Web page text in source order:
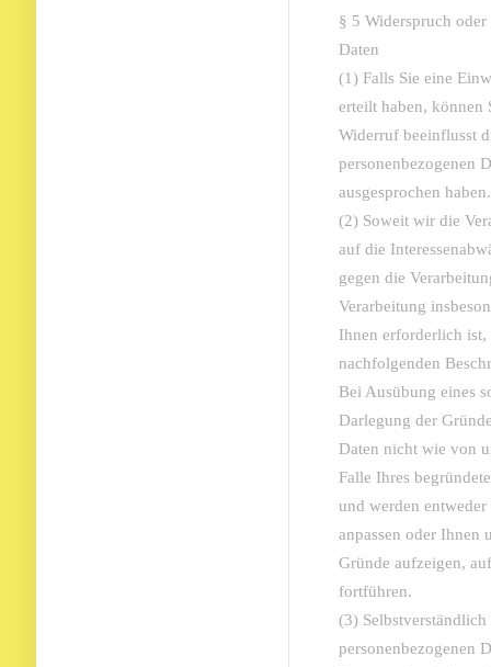
§ 5 Widerspruch
Daten
(1) Falls Sie eine
erteilt haben, können
Widerruf beeinflusst
personenbezogenen
ausgesprochen haben.
(2) Soweit wir die
auf die
gegen die
Verarbeitung
Ihnen erforderlich
nachfolgenden
Bei Ausübung eines
Darlegung der
Daten nicht wie von
Falle Ihres
und werden
anpassen oder Ihnen
Gründe aufzeigen,
fortführen.
(3)
personenbezogenen